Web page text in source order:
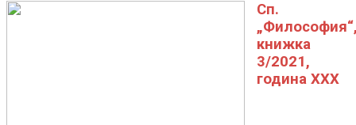
Сп.
книжка
3/2021,
година XXX